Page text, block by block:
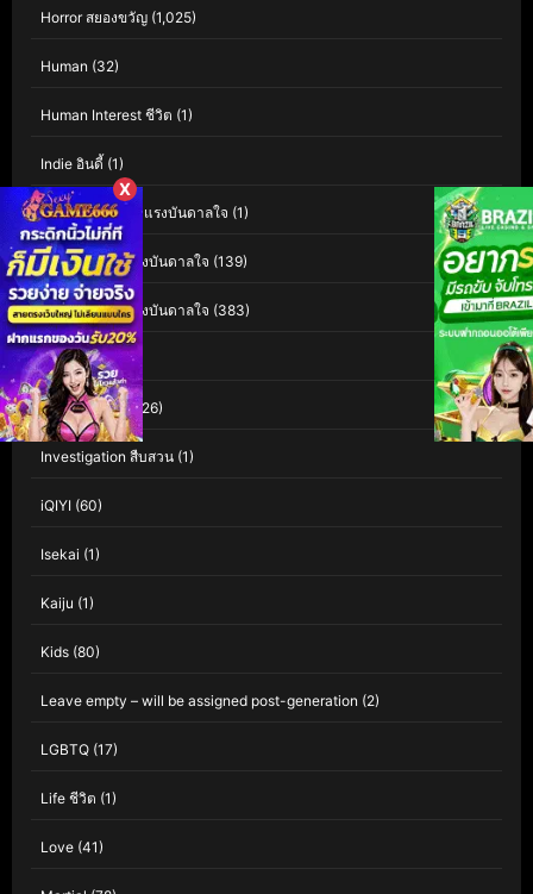
Horror สยองขวัญ (1,025)
Human (32)
Human Interest ชีวิต (1)
Indie อินดี้ (1)
Inspiration สร้างแรงบันดาลใจ (1)
Inspirational แรงบันดาลใจ (139)
Inspirational แรงบันดาลใจ (383)
Interest(3)
Investigation(126)
Investigation สืบสวน (1)
iQIYI (60)
Isekai (1)
Kaiju (1)
Kids (80)
Leave empty – will be assigned post-generation (2)
LGBTQ (17)
Life ชีวิต (1)
Love (41)
X